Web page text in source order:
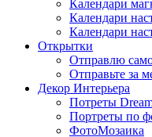
Календари
Календари
Календари
Открытки
Отправлю
Отправьте за
Декор Интерьера
Потреты
Портреты по
ФотоМозаика